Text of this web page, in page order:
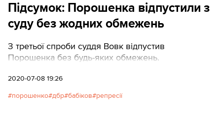
Підсумок: Порошенка відпустили з
суду без жодних обмежень
З третьої спроби суддя Вовк відпустив
Порошенка без будь-яких обмежень.
2020-07-08 19:26
порошенко дбр бабіков репресії